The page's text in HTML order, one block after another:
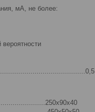
мА, не более:
вероятности